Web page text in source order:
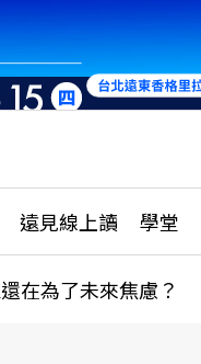
遠見線上讀 學堂
更多訂閱方案
在為了未來焦慮？